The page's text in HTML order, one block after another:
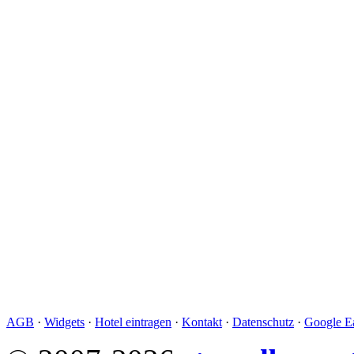
AGB · Widgets · Hotel eintragen · Kontakt · Datenschutz · Google